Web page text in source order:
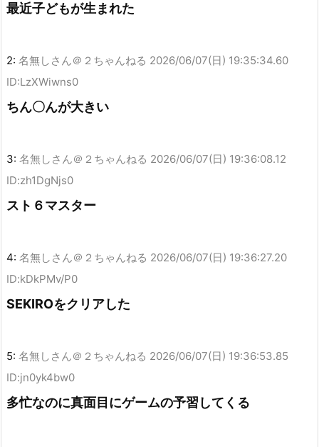
最近子どもが生まれた
2: 名無しさん＠２ちゃんねる 2026/06/07(日) 19:35:34.60
ID:LzXWiwns0
ちん〇んが大きい
3: 名無しさん＠２ちゃんねる 2026/06/07(日) 19:36:08.12
ID:zh1DgNjs0
スト６マスター
4: 名無しさん＠２ちゃんねる 2026/06/07(日) 19:36:27.20
ID:kDkPMv/P0
SEKIROをクリアした
5: 名無しさん＠２ちゃんねる 2026/06/07(日) 19:36:53.85
ID:jn0yk4bw0
多忙なのに真面目にゲームの予習してくる